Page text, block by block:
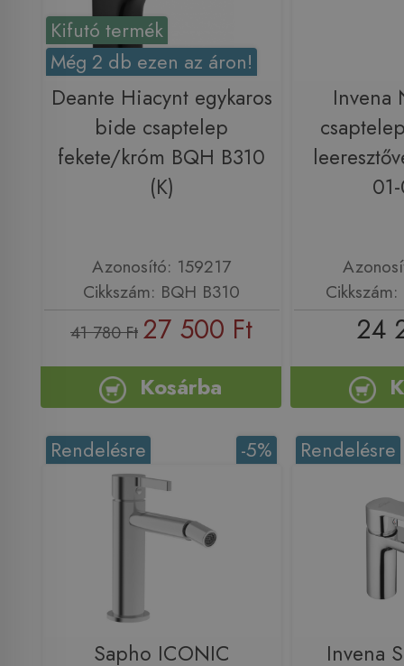
Kifutó termék
Még 2 db ezen az áron!
Deante Hiacynt egykaros
bide csaptelep
fekete/króm BQH B310
(K)
Azonosító: 159217
Cikkszám: BQH B310
41 780 Ft 27 500 Ft
Kosárba
Invena
24
-5%
Rendelésre
Sapho ICONIC
Rendelésre
Invena